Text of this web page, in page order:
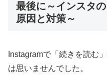
最後に～インスタ
原因と対策～
Instagramで「続きを読む
は思いませんでした。